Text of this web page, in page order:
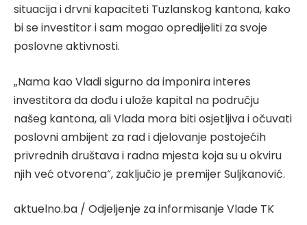
situacija i drvni kapaciteti Tuzlanskog kantona, kako
bi se investitor i sam mogao opredijeliti za svoje
poslovne aktivnosti.
„Nama kao Vladi sigurno da imponira interes
investitora da dođu i ulože kapital na području
našeg kantona, ali Vlada mora biti osjetljiva i očuvati
poslovni ambijent za rad i djelovanje postojećih
privrednih društava i radna mjesta koja su u okviru
njih već otvorena“, zaključio je premijer Suljkanović.
aktuelno.ba / Odjeljenje za informisanje Vlade TK